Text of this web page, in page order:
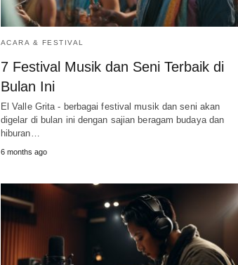
ACARA & FESTIVAL
7 Festival Musik dan Seni Terbaik di
Bulan Ini
El Valle Grita - berbagai festival musik dan seni akan
digelar di bulan ini dengan sajian beragam budaya dan
hiburan…
6 months ago